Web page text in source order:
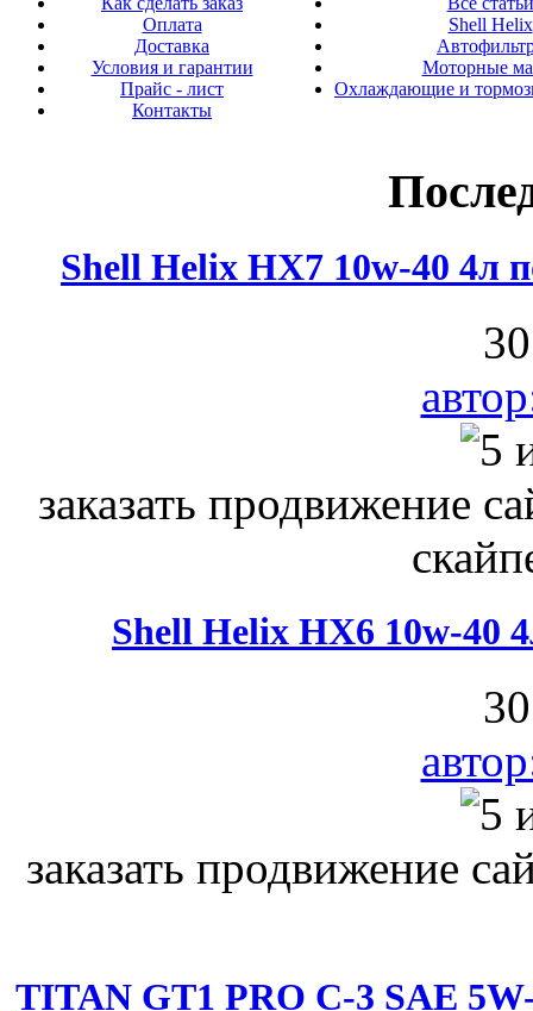
Оплата
Доставка
Условия и гарантии
Прайс - лист
Контакты
Shell Helix
Моторные
Охлаждающие и
Shell Helix HX7 10w-40 4л
заказать продвижение
Shell Helix HX6 10w-40
заказать продвижение
TITAN GT1 PRO C-3 SAE